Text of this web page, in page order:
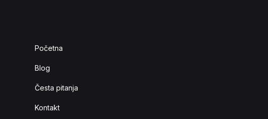
Početna
Blog
Česta pitanja
Kontakt